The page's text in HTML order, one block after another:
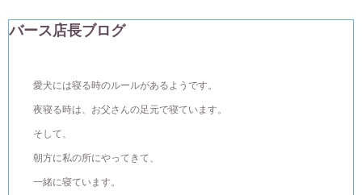
バース店長ブログ
愛犬には寝る時のルールがあるようです。
夜寝る時は、お父さんの足元で寝ています。
そして、
朝方に私の所にやってきて、
一緒に寝ています。